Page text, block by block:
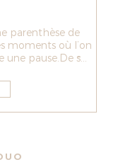
parenthèse de
moments où l’on
une pause.De s̵...